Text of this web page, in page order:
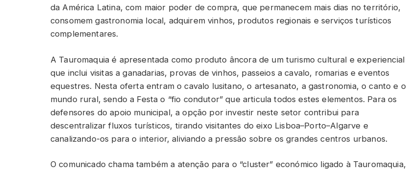
da América Latina, com maior poder de compra, que permanecem mais dias no território,
consomem gastronomia local, adquirem vinhos, produtos regionais e serviços turísticos
complementares.
A Tauromaquia é apresentada como produto âncora de um turismo cultural e experiencial
que inclui visitas a ganadarias, provas de vinhos, passeios a cavalo, romarias e eventos
equestres. Nesta oferta entram o cavalo lusitano, o artesanato, a gastronomia, o canto e o
mundo rural, sendo a Festa o “fio condutor” que articula todos estes elementos. Para os
defensores do apoio municipal, a opção por investir neste setor contribui para
descentralizar fluxos turísticos, tirando visitantes do eixo Lisboa–Porto–Algarve e
canalizando-os para o interior, aliviando a pressão sobre os grandes centros urbanos.
O comunicado chama também a atenção para o “cluster” económico ligado à Tauromaquia,